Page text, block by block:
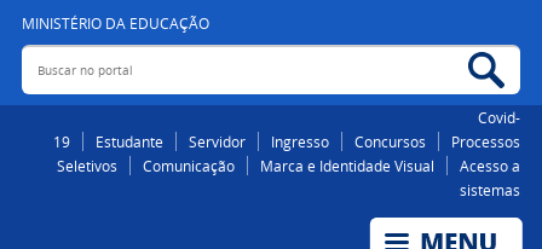
MINISTÉRIO DA EDUCAÇÃO
Buscar no portal
Covid-
19
Estudante Servidor Ingresso Concursos
Processos
Seletivos
Comunicação Marca e Identidade Visual
Acesso a
sistemas